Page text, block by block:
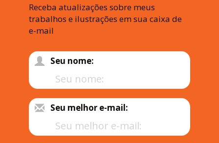
Receba atualizações sobre meus
trabalhos e ilustrações em sua caixa de
e-mail
Seu nome:
Seu melhor e-mail: